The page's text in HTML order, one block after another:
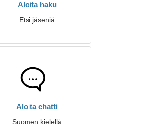
Aloita haku
Etsi jäseniä
Aloita chatti
Suomen kielellä